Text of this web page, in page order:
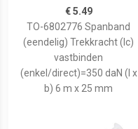
€ 5.49
TO-6802776 Spanband
(eendelig) Trekkracht (lc)
vastbinden
(enkel/direct)=350 daN (l x
b) 6 m x 25 mm